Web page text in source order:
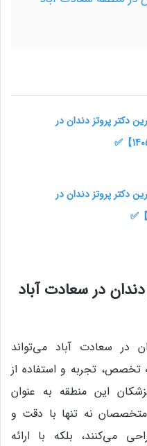
از بهترین دکتر پروتز دندان در
از بهترین دکتر پروتز دندان در
دندان در سعادت آباد
در سعادت آباد می‌تواند
تخصص، تجربه و استفاده از
این منطقه به عنوان
نه تنها با دقت و
می‌کنند، بلکه با ارائه